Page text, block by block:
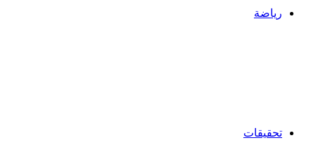
رياضة
تحقيقات